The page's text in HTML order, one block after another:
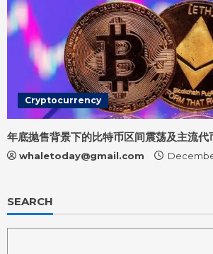
Cryptocurrency
年底抛售背景下的比特币区间震荡及主流代
whaletoday@gmail.com
SEARCH